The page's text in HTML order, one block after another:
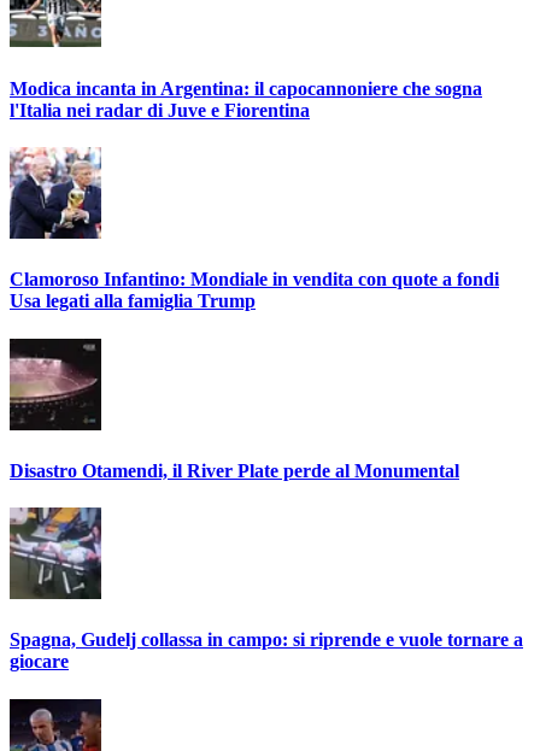
Modica incanta in Argentina: il capocannoniere che sogna
l'Italia nei radar di Juve e Fiorentina
Clamoroso Infantino: Mondiale in vendita con quote a fondi
Usa legati alla famiglia Trump
Disastro Otamendi, il River Plate perde al Monumental
Spagna, Gudelj collassa in campo: si riprende e vuole tornare a
giocare